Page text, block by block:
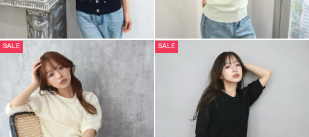
SALE SALE